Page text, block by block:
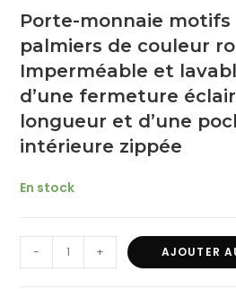
Porte-monnaie motifs
palmiers de couleur
Imperméable et
d’une fermeture
longueur et d’une
intérieure zippée
En stock
- + AJOUTER